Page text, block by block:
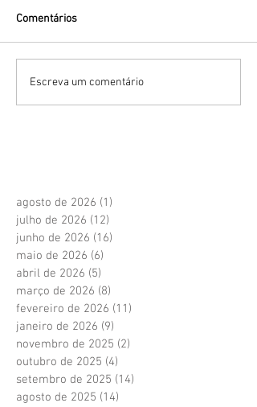
Comentários
Escreva um comentário
agosto de 2026 (1)
julho de 2026 (12)
junho de 2026 (16)
maio de 2026 (6)
abril de 2026 (5)
março de 2026 (8)
fevereiro de 2026 (11)
janeiro de 2026 (9)
novembro de 2025 (2)
outubro de 2025 (4)
setembro de 2025 (14)
agosto de 2025 (14)